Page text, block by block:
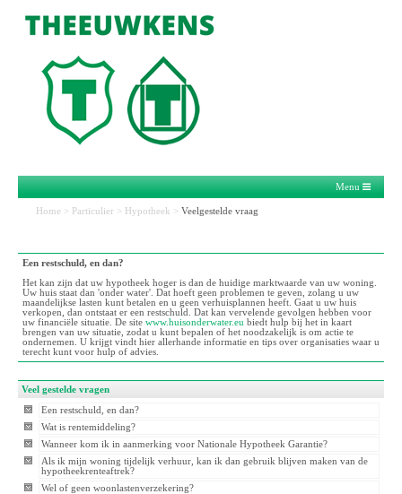
Menu
Home > Particulier > Hypotheek > Veelgestelde vraag
Een restschuld, en dan?
Het kan zijn dat uw hypotheek hoger is dan de huidige marktwaarde van uw woning.
Uw huis staat dan 'onder water'. Dat hoeft geen problemen te geven, zolang u uw
maandelijkse lasten kunt betalen en u geen verhuisplannen heeft. Gaat u uw huis
verkopen, dan ontstaat er een restschuld. Dat kan vervelende gevolgen hebben voor
uw financiële situatie. De site www.huisonderwater.eu biedt hulp bij het in kaart
brengen van uw situatie, zodat u kunt bepalen of het noodzakelijk is om actie te
ondernemen. U krijgt vindt hier allerhande informatie en tips over organisaties waar u
terecht kunt voor hulp of advies.
Veel gestelde vragen
Een restschuld, en dan?
Wat is rentemiddeling?
Wanneer kom ik in aanmerking voor Nationale Hypotheek Garantie?
Als ik mijn woning tijdelijk verhuur, kan ik dan gebruik blijven maken van de
hypotheekrenteaftrek?
Wel of geen woonlastenverzekering?